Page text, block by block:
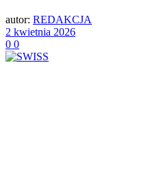
autor: REDAKCJA
2 kwietnia 2026
0 0